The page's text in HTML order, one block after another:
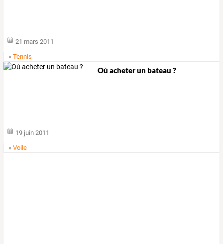
21 mars 2011
»Tennis
Où acheter un bateau ?
19 juin 2011
»Voile